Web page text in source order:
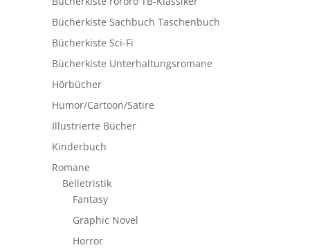
Bücherkiste Sachbuch Taschenbuch
Bücherkiste Sci-Fi
Bücherkiste Unterhaltungsromane
Hörbücher
Humor/Cartoon/Satire
Illustrierte Bücher
Kinderbuch
Romane
Belletristik
Fantasy
Graphic Novel
Horror